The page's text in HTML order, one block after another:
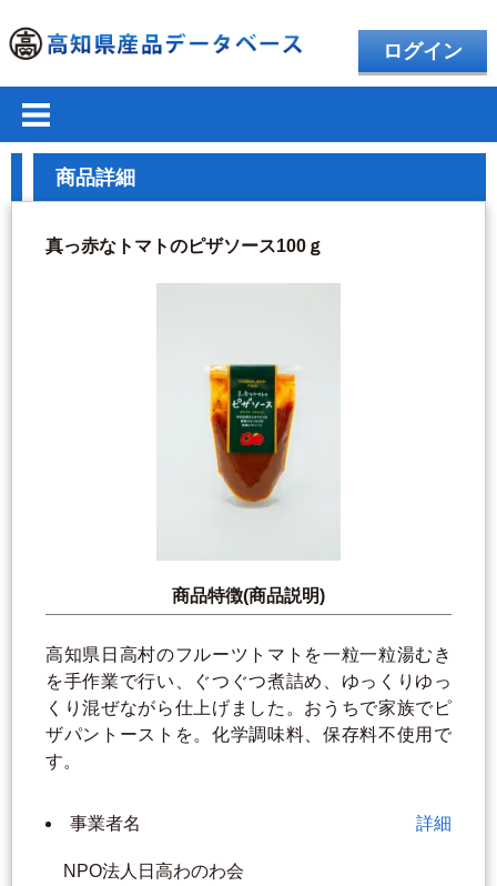
ログイン
商品詳細
真っ赤なトマトのピザソース100ｇ
商品特徴(商品説明)
高知県日高村のフルーツトマトを一粒一粒湯むき
を手作業で行い、ぐつぐつ煮詰め、ゆっくりゆっ
くり混ぜながら仕上げました。おうちで家族でピ
ザパントーストを。化学調味料、保存料不使用で
す。
事業者名 詳細
NPO法人日高わのわ会